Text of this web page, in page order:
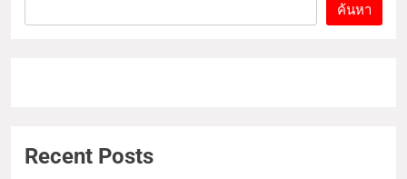
ค้นหา
Recent Posts